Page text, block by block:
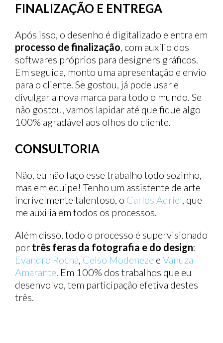
FINALIZAÇÃO E ENTREGA
Após isso, o desenho é digitalizado e entra em
processo de finalização , com auxílio dos
softwares próprios para designers gráficos.
Em seguida, monto uma apresentação e envio
para o cliente. Se gostou, já pode usar e
divulgar a nova marca para todo o mundo. Se
não gostou, vamos lapidar até que fique algo
100% agradável aos olhos do cliente.
CONSULTORIA
Não, eu não faço esse trabalho todo sozinho,
mas em equipe! Tenho um assistente de arte
incrivelmente talentoso, o Carlos Adriel , que
me auxilia em todos os processos.
Além disso, todo o processo é supervisionado
por três feras da fotografia e do design:
Evandro Rocha Celso Modeneze e Vanuza
Amarante . Em 100% dos trabalhos que eu
desenvolvo, tem participação efetiva destes
três.